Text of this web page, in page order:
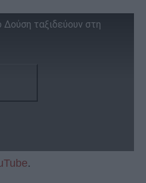
ταξιδεύουν στη
.